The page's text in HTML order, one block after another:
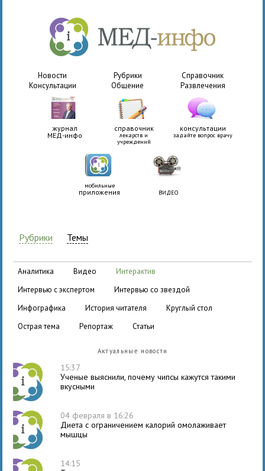
Новости Рубрики
Справочник
Консультации
Общение Развлечения
журнал
МЕД-инфо
справочник
лекарств и
учреждений
консультации
задайте вопрос врачу
мобильные
приложения ВИДЕО
Рубрики Темы
аналитика видео
интерактив
интервью с экспертом
интервью со звездой
инфографика
история читателя
круглый стол
острая тема
репортаж статьи
Актуальные новости
15:37
Ученые выяснили, почему чипсы кажутся такими
вкусными
04 февраля в 16:26
Диета с ограничением калорий омолаживает
мышцы
14:15